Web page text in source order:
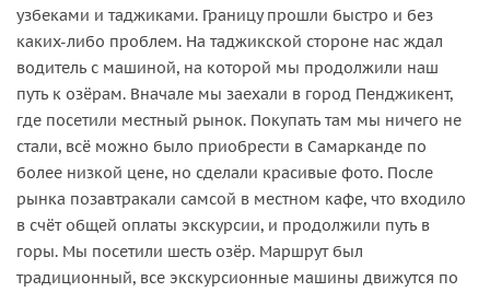
узбеками и таджиками. Границу прошли быстро и без
каких-либо проблем. На таджикской стороне нас ждал
водитель с машиной, на которой мы продолжили наш
путь к озёрам. Вначале мы заехали в город Пенджикент,
где посетили местный рынок. Покупать там мы ничего не
стали, всё можно было приобрести в Самарканде по
более низкой цене, но сделали красивые фото. После
рынка позавтракали самсой в местном кафе, что входило
в счёт общей оплаты экскурсии, и продолжили путь в
горы. Мы посетили шесть озёр. Маршрут был
традиционный, все экскурсионные машины движутся по